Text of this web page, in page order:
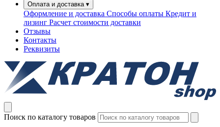
Оплата и доставка ▾
Оформление и доставка Способы оплаты Кредит и
лизинг Расчет стоимости доставки
Отзывы
Контакты
Реквизиты
Поиск по каталогу товаров